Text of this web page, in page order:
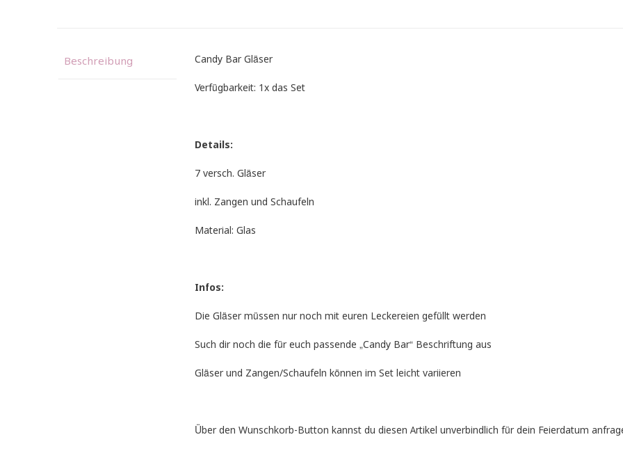
Beschreibung Candy Bar Gläser
Verfügbarkeit: 1x das Set
Details:
7 versch. Gläser
inkl. Zangen und Schaufeln
Material: Glas
Infos:
Die Gläser müssen nur noch mit euren Leckereien gefüllt werden
Such dir noch die für euch passende „Candy Bar“ Beschriftung aus
Gläser und Zangen/Schaufeln können im Set leicht variieren
Über den Wunschkorb-Button kannst du diesen Artikel unverbindlich für dein Feierdatum